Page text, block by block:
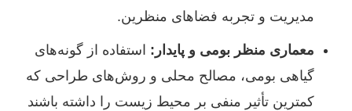
مدیریت و تجربه فضاهای منظرین.
معماری منظر بومی و پایدار: استفاده از گونه‌های
گیاهی بومی، مصالح محلی و روش‌های طراحی که
کمترین تأثیر منفی بر محیط زیست را داشته باشند